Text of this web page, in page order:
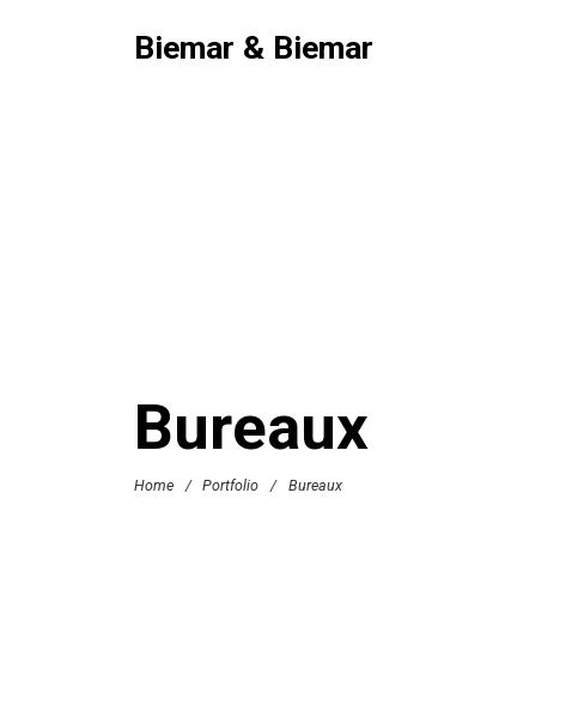
Biemar & Biemar
Bureaux
Home / Portfolio / Bureaux